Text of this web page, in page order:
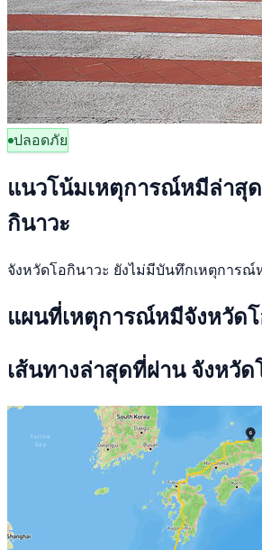
ปลอดภัย
แนวโน้มเหตุการณ์หมีล่าสุ
กินาวะ
จังหวัดโอกินาวะ ยังไม่มีบันทึกเหตุการณ์
แผนที่เหตุการณ์หมีจังหวัด
เส้นทางล่าสุดที่ผ่าน จังหวัด